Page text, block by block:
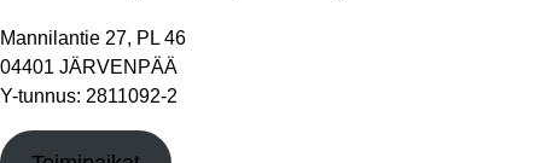
Mannilantie 27, PL 46
04401 JÄRVENPÄÄ
Y-tunnus: 2811092-2